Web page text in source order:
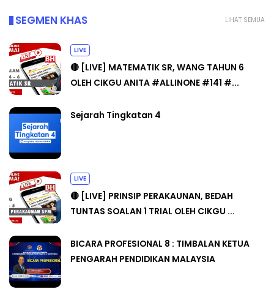
LIHAT SEMUA
SEGMEN KHAS
LIVE
🔴 [LIVE] MATEMATIK SR, WANG TAHUN 6
OLEH CIKGU ANITA #ALLINONE #141 #...
Sejarah Tingkatan 4
LIVE
🔴 [LIVE] PRINSIP PERAKAUNAN, BEDAH
TUNTAS SOALAN 1 TRIAL OLEH CIKGU ...
BICARA PROFESIONAL 8 : TIMBALAN KETUA
PENGARAH PENDIDIKAN MALAYSIA